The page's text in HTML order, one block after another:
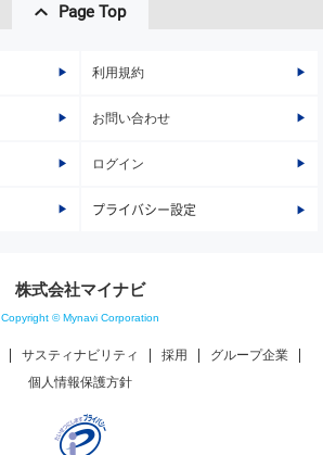
Page Top
利用規約
お問い合わせ
ログイン
プライバシー設定
株式会社マイナビ
Copyright © Mynavi Corporation
サスティナビリティ 採用
グループ企業
個人情報保護方針